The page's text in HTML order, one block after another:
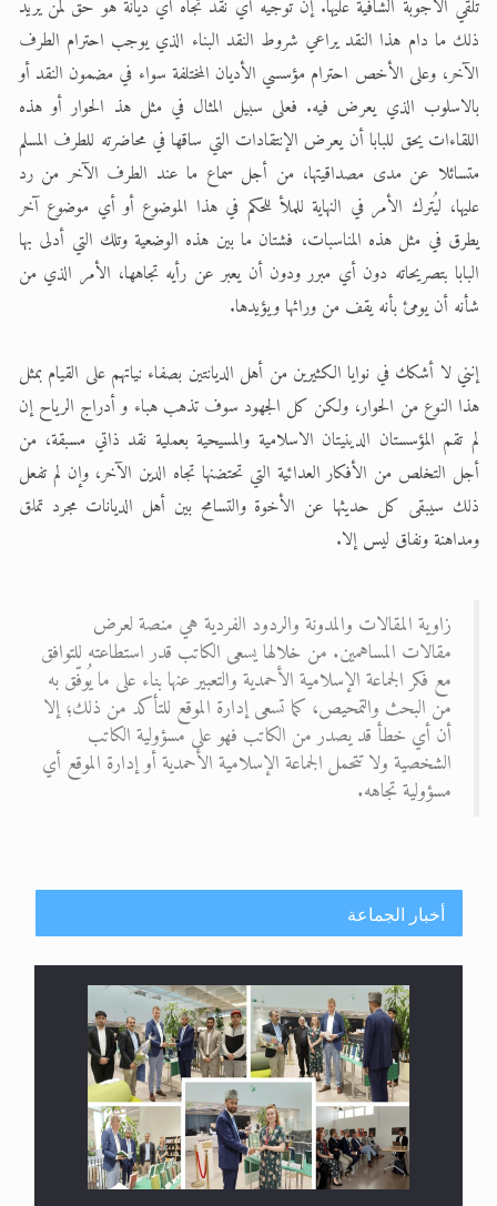
تلقي الأجوبة الشافية عليها. إن توجيه أي نقد تجاه أي ديانة هو حق لمن يريد
ذلك ما دام هذا النقد يراعي شروط النقد البناء الذي يوجب احترام الطرف
الآخر، وعلى الأخص احترام مؤسسي الأديان المختلفة سواء في مضمون النقد أو
بالاسلوب الذي يعرض فيه. فعلى سبيل المثال في مثل هذ الحوار أو هذه
اللقاءات يحق للبابا أن يعرض الإنتقادات التي ساقها في محاضرته للطرف المسلم
متسائلا عن مدى مصداقيتها، من أجل سماع ما عند الطرف الآخر من رد
عليها، ليُترك الأمر في النهاية للملأ للحكم في هذا الموضوع أو أي موضوع آخر
يطرق في مثل هذه المناسبات، فشتان ما بين هذه الوضعية وتلك التي أدلى بها
البابا بتصريحاته دون أي مبرر ودون أن يعبر عن رأيه تجاهها، الأمر الذي من
شأنه أن يومئ بأنه يقف من ورائها ويؤيدها.
إنني لا أشكك في نوايا الكثيرين من أهل الديانتين بصفاء نياتهم على القيام بمثل
هذا النوع من الحوار، ولكن كل الجهود سوف تذهب هباء و أدراج الرياح إن
لم تقم المؤسستان الدينيتان الاسلامية والمسيحية بعملية نقد ذاتي مسبقة، من
أجل التخلص من الأفكار العدائية التي تحتضنها تجاه الدين الآخر، وإن لم تفعل
ذلك سيبقى كل حديثها عن الأخوة والتسامح بين أهل الديانات مجرد تملق
ومداهنة ونفاق ليس إلا.
زاوية المقالات والمدونة والردود الفردية هي منصة لعرض
مقالات المساهمين. من خلالها يسعى الكاتب قدر استطاعته للتوافق
مع فكر الجماعة الإسلامية الأحمدية والتعبير عنها بناء على ما يُوفّق به
من البحث والتمحيص، كما تسعى إدارة الموقع للتأكد من ذلك؛ إلا
أن أي خطأ قد يصدر من الكاتب فهو على مسؤولية الكاتب
الشخصية ولا تتحمل الجماعة الإسلامية الأحمدية أو إدارة الموقع أي
مسؤولية تجاهه.
أخبار الجماعة